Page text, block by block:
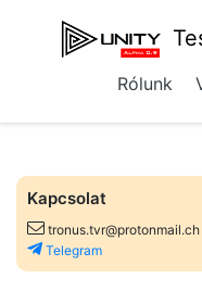
Rólunk
Kapcsolat
tronus.tvr@protonmail.ch
Telegram